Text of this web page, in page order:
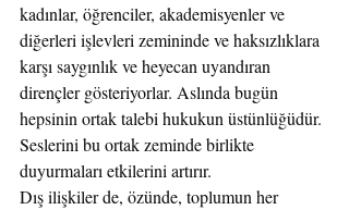
kadınlar, öğrenciler, akademisyenler ve
diğerleri işlevleri zemininde ve haksızlıklara
karşı saygınlık ve heyecan uyandıran
dirençler gösteriyorlar. Aslında bugün
hepsinin ortak talebi hukukun üstünlüğüdür.
Seslerini bu ortak zeminde birlikte
duyurmaları etkilerini artırır.
Dış ilişkiler de, özünde, toplumun her